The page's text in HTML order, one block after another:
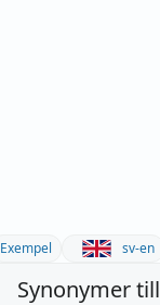
Exempel sv-en
Synonymer till